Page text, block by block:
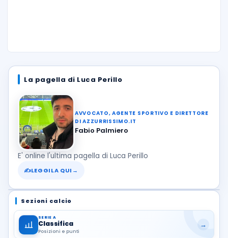
La pagella di Luca Perillo
AVVOCATO, AGENTE SPORTIVO E DIRETTORE
DI AZZURRISSIMO.IT
Fabio Palmiero
E' online l'ultima pagella di Luca Perillo
✍LEGGILA QUI →
Sezioni calcio
SERIE A
Classifica
Posizioni e punti
→